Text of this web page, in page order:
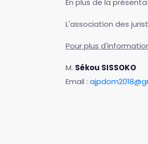
En plus de la
L'association des
Pour plus
M. Sékou SISSOKO
Email :